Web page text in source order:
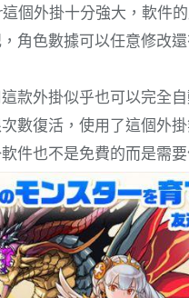
個外掛十分強大，軟件
角色數據可以任意修改
款外掛似乎也可以完全
數復活，使用了這個外
件也不是免費的而是需